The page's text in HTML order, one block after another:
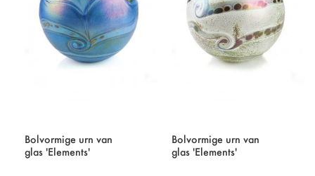
Bolvormige urn van
glas 'Elements'
Bolvormige urn van
glas 'Elements'